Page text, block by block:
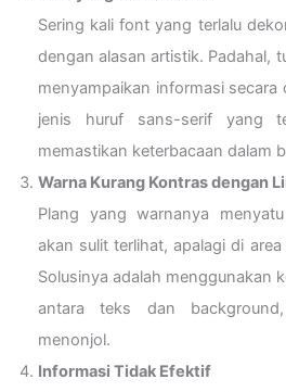
Sering kali font yang terlalu
dengan alasan artistik. Padahal,
menyampaikan informasi secara
jenis huruf sans-serif yang
memastikan keterbacaan dalam
Warna Kurang Kontras dengan
Plang yang warnanya
akan sulit terlihat, apalagi di
Solusinya adalah menggunakan
antara teks dan
menonjol.
Informasi Tidak Efektif